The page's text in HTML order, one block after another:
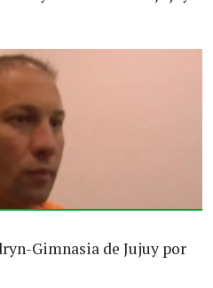
Gimnasia de Jujuy por